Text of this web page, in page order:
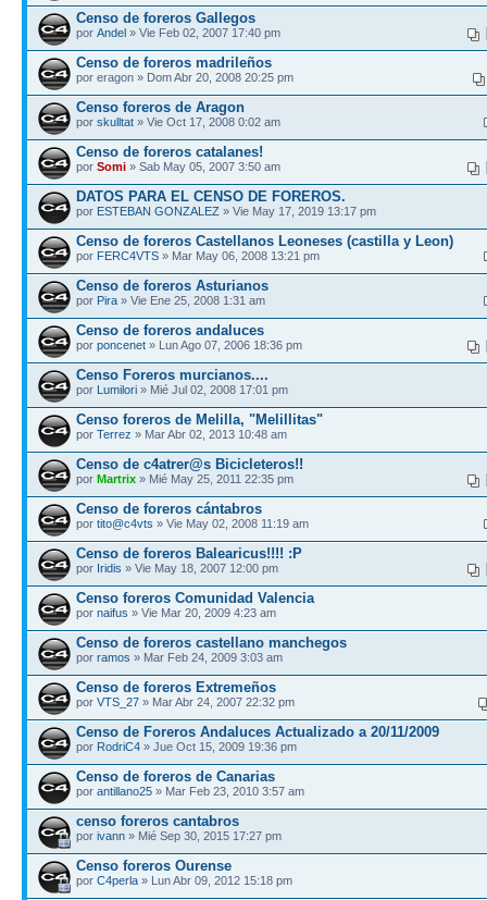
Censo de foreros Gallegos
por Andel » Vie Feb 02, 2007 17:40 pm
Censo de foreros madrileños
por eragon » Dom Abr 20, 2008 20:25 pm
Censo foreros de Aragon
por skulltat » Vie Oct 17, 2008 0:02 am
Censo de foreros catalanes!
por Somi » Sab May 05, 2007 3:50 am
DATOS PARA EL CENSO DE FOREROS.
por ESTEBAN GONZALEZ » Vie May 17, 2019 13:17 pm
Censo de foreros Castellanos Leoneses (castilla y Leon)
por FERC4VTS » Mar May 06, 2008 13:21 pm
Censo de foreros Asturianos
por Pira » Vie Ene 25, 2008 1:31 am
Censo de foreros andaluces
por poncenet » Lun Ago 07, 2006 18:36 pm
Censo Foreros murcianos....
por Lumilori » Mié Jul 02, 2008 17:01 pm
Censo foreros de Melilla, "Melillitas"
por Terrez » Mar Abr 02, 2013 10:48 am
Censo de c4atrer@s Bicicleteros!!
por Martrix » Mié May 25, 2011 22:35 pm
Censo de foreros cántabros
por tito@c4vts » Vie May 02, 2008 11:19 am
Censo de foreros Balearicus!!!! :P
por Iridis » Vie May 18, 2007 12:00 pm
Censo foreros Comunidad Valencia
por naifus » Vie Mar 20, 2009 4:23 am
Censo de foreros castellano manchegos
por ramos » Mar Feb 24, 2009 3:03 am
Censo de foreros Extremeños
por VTS_27 » Mar Abr 24, 2007 22:32 pm
Censo de Foreros Andaluces Actualizado a 20/11/2009
por RodriC4 » Jue Oct 15, 2009 19:36 pm
Censo de foreros de Canarias
por antillano25 » Mar Feb 23, 2010 3:57 am
censo foreros cantabros
por ivann » Mié Sep 30, 2015 17:27 pm
Censo foreros Ourense
por C4perla » Lun Abr 09, 2012 15:18 pm